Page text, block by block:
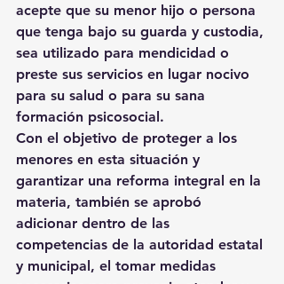
acepte que su menor hijo o persona
que tenga bajo su guarda y custodia,
sea utilizado para mendicidad o
preste sus servicios en lugar nocivo
para su salud o para su sana
formación psicosocial.
Con el objetivo de proteger a los
menores en esta situación y
garantizar una reforma integral en la
materia, también se aprobó
adicionar dentro de las
competencias de la autoridad estatal
y municipal, el tomar medidas